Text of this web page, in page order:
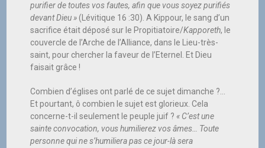
purifier de toutes vos fautes, afin que vous soyez purifiés
devant Dieu »(Lévitique 16 :30). A Kippour, le sang d’un
sacrifice était déposé sur le Propitiatoire/Kapporeth, le
couvercle de l’Arche de l’Alliance, dans le Lieu-très-
saint, pour chercher la faveur de l’Eternel. Et Dieu
faisait grâce !
Combien d’églises ont parlé de ce sujet dimanche ?…
Et pourtant, ô combien le sujet est glorieux. Cela
concerne-t-il seulement le peuple juif ? « C’est une
sainte convocation, vous humilierez vos âmes… Toute
personne qui ne s’humiliera pas ce jour-là sera